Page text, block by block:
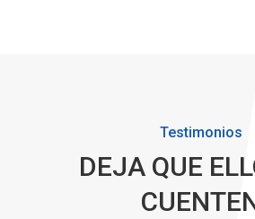
Testimonios
DEJA QUE